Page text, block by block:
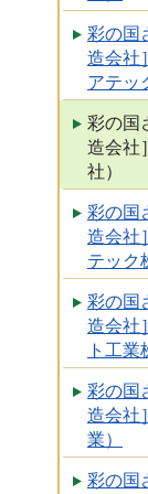
彩の国
造会社
アテッ
彩の国
造会社
社）
彩の国
造会社
テック
彩の国
造会社
ト工業
彩の国
造会社
業）
彩の国